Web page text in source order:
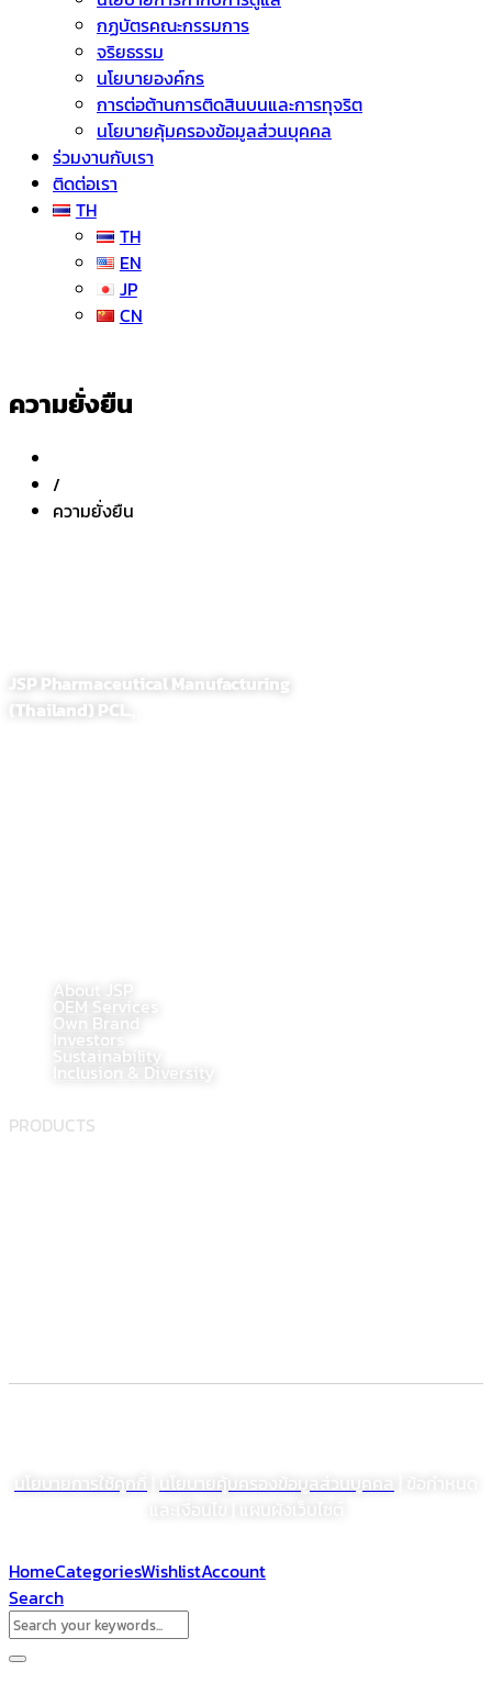
กฏบัตรคณะกรรมการ
จริยธรรม
นโยบายองค์กร
การต่อต้านการติดสินบนและการทุจริต
นโยบายคุ้มครองข้อมูลส่วนบุคคล
ร่วมงานกับเรา
ติดต่อเรา
TH
TH
EN
JP
CN
ความยั่งยืน
/
ความยั่งยืน
JSP Pharmaceutical Manufacturing
(Thailand) PCL.,
About JSP
OEM Services
Own Brand
Investors
Sustainability
Inclusion & Diversity
PRODUCTS
นโยบายการใช้คุกกี้ นโยบายคุ้มครองข้อมูลส่วนบุคคล
และเงื่อนไข | แผนผังเว็บไซต์
HomeCategoriesWishlistAccount
Search